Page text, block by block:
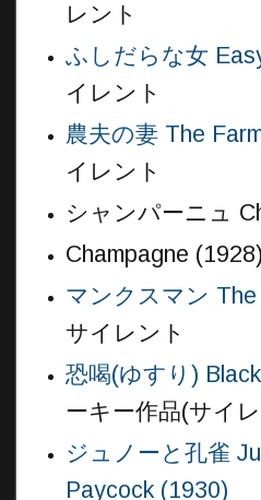
レント
ふしだらな女
イレント
農夫の妻 The
イレント
シャンパーニュ
Champagne
マンクスマン
サイレント
恐喝(ゆすり)
ーキー作品(サイ
ジュノーと孔雀
Paycock (1930)